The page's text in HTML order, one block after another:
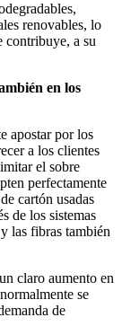
renovables, lo
contribuye, a su
en los
apostar por los
a los clientes
el sobre
perfectamente
cartón usadas
de los sistemas
las fibras también
claro aumento en
se
de